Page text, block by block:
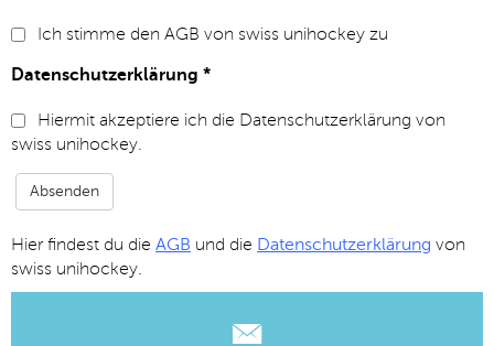
Ich stimme den AGB von swiss unihockey zu
Datenschutzerklärung *
Hiermit akzeptiere ich die Datenschutzerklärung von
swiss unihockey.
Hier findest du die AGB und die Datenschutzerklärung von
swiss unihockey.